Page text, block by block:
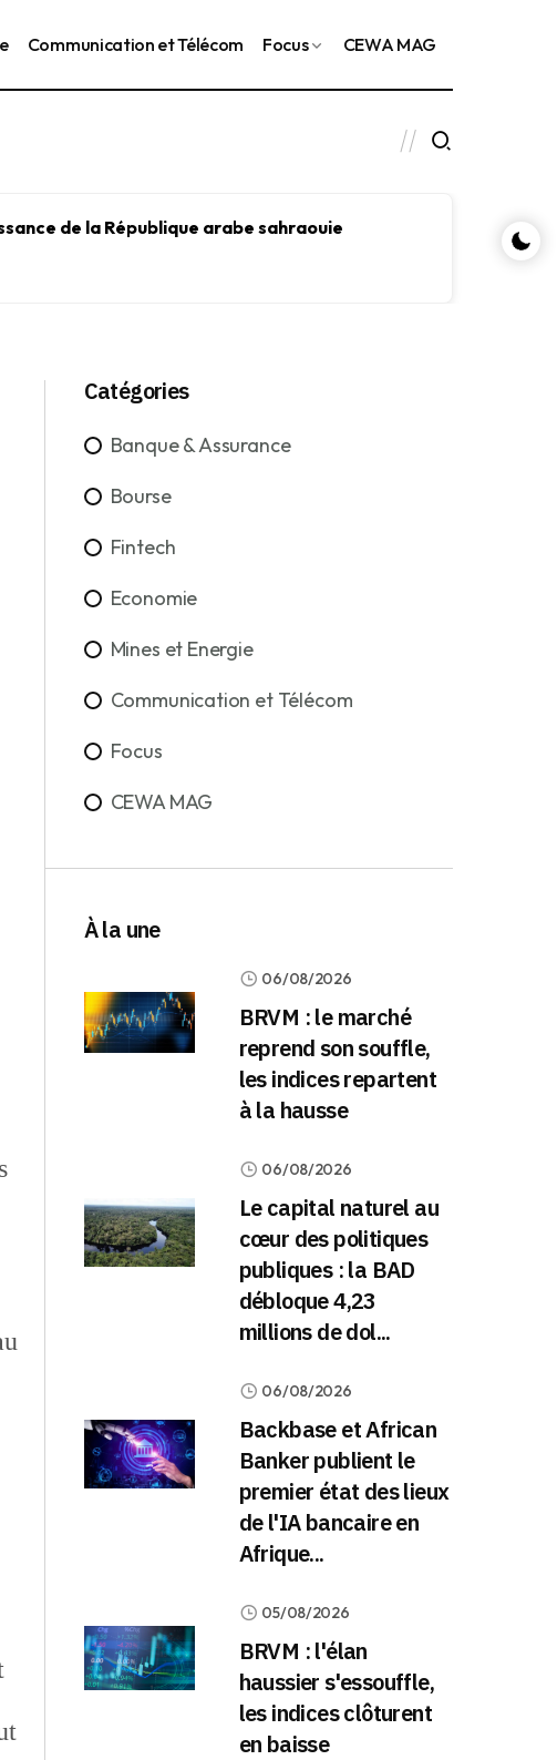
Communication et Télécom Focus CEWA MAG
de la République arabe sahraouie
Le
le
Catégories
Banque & Assurance
Bourse
Fintech
Economie
Mines et Energie
Communication et Télécom
Focus
CEWA MAG
À la une
06/08/2026
BRVM : le marché
reprend son souffle,
les indices repartent
à la hausse
06/08/2026
Le capital naturel au
cœur des politiques
publiques : la BAD
débloque 4,23
millions de dol...
06/08/2026
Backbase et African
Banker publient le
premier état des lieux
de l'IA bancaire en
Afrique...
05/08/2026
BRVM : l'élan
haussier s'essouffle,
les indices clôturent
en baisse